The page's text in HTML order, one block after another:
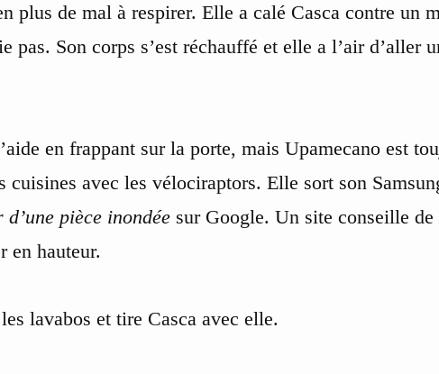
plus de mal à respirer. Elle a calé Casca contre un
pas. Son corps s’est réchauffé et elle a l’air d’aller
en frappant sur la porte, mais Upamecano est
cuisines avec les vélociraptors. Elle sort son
pièce inondée sur Google. Un site conseille de
en hauteur.
lavabos et tire Casca avec elle.